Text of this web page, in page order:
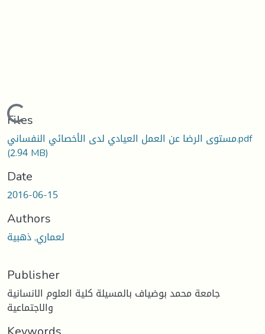
Loading...
Files
مستوى الرضا عن العمل العيادي لدى الأخصائي النفساني.pdf
(2.94 MB)
Date
2016-06-15
Authors
لعماري, ذهبية
Publisher
جامعة محمد بوضياف بالمسيلة كلية العلوم الانسانية
والاجتماعية